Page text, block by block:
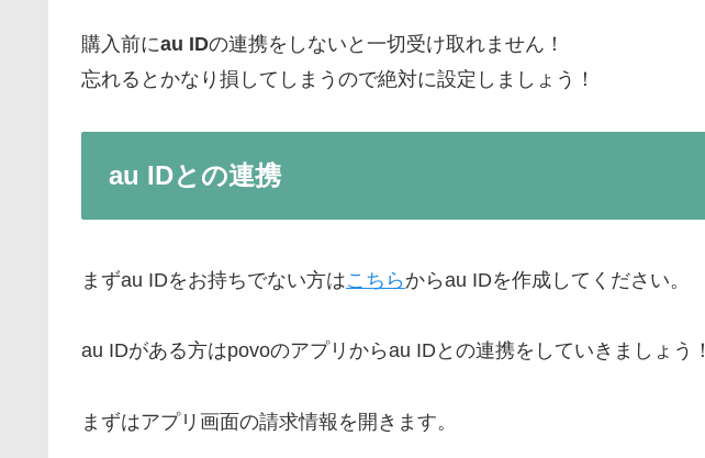
購入前にau IDの連携をしないと一切受け取れません！
忘れるとかなり損してしまうので絶対に設定しましょう！
au IDとの連携
まずau IDをお持ちでない方はこちら からau IDを作成してください。
au IDがある方はpovoのアプリからau IDとの連携をしていきましょう！
まずはアプリ画面の請求情報を開きます。